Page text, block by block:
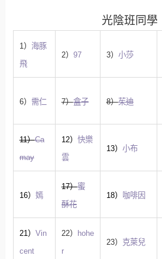
光陰班同學
1） 海豚
飛
2） 97 3） 小莎
6） 需仁 7）盒子 8）茱迪
11）Ca
may
12） 快樂
雲
13） 小布
16） 嫣
17）蜜
酥花
18） 咖啡因
21） Vin
cent
22）
hohe
r
23） 克萊兒